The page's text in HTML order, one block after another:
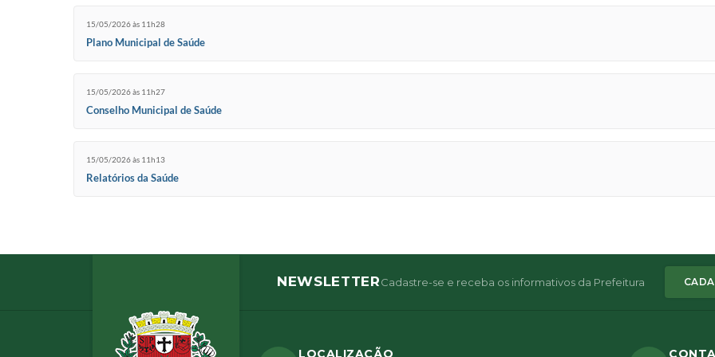
15/05/2026 às 11h28
Plano Municipal de Saúde
15/05/2026 às 11h27
Conselho Municipal de Saúde
15/05/2026 às 11h13
Relatórios da Saúde
NEWSLETTERCadastre-se e receba os informativos da Prefeitura
LOCALIZAÇÃO